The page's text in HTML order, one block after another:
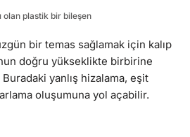
olan plastik bir bileşen
bir temas sağlamak için kalıp
doğru yükseklikte birbirine
yanlış hizalama, eşit
oluşumuna yol açabilir.